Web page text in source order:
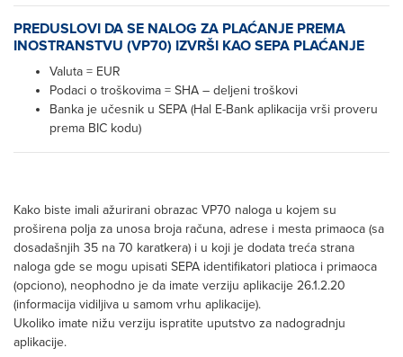
PREDUSLOVI DA SE NALOG ZA PLAĆANJE PREMA
INOSTRANSTVU (VP70) IZVRŠI KAO SEPA PLAĆANJE
Valuta = EUR
Podaci o troškovima = SHA – deljeni troškovi
Banka je učesnik u SEPA (Hal E-Bank aplikacija vrši proveru
prema BIC kodu)
Kako biste imali ažurirani obrazac VP70 naloga u kojem su
proširena polja za unosa broja računa, adrese i mesta primaoca (sa
dosadašnjih 35 na 70 karatkera) i u koji je dodata treća strana
naloga gde se mogu upisati SEPA identifikatori platioca i primaoca
(opciono), neophodno je da imate verziju aplikacije 26.1.2.20
(informacija vidiljiva u samom vrhu aplikacije).
Ukoliko imate nižu verziju ispratite uputstvo za nadogradnju
aplikacije.